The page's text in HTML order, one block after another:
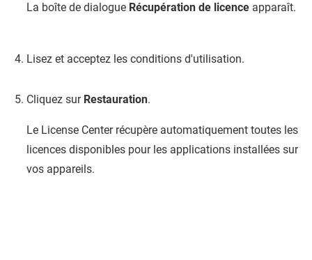
La boîte de dialogue Récupération de licence apparaît.
Lisez et acceptez les conditions d'utilisation.
Cliquez sur Restauration.
Le License Center récupère automatiquement toutes les
licences disponibles pour les applications installées sur
vos appareils.